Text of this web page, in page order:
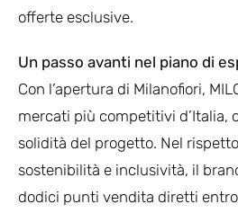
offerte esclusive.
Un passo avanti nel piano di
Con l’apertura di Milanofiori,
mercati più competitivi d’Italia,
solidità del progetto. Nel
sostenibilità e inclusività, il
dodici punti vendita diretti